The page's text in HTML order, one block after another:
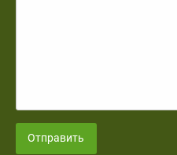
Отправить